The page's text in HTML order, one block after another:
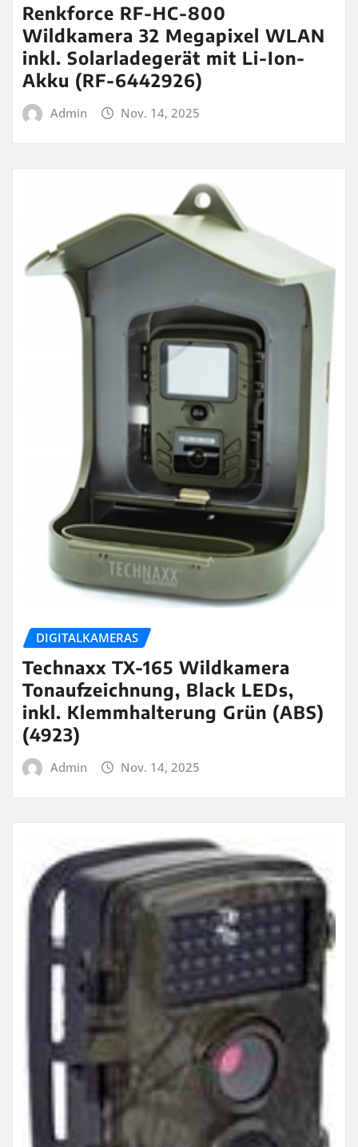
Renkforce RF-HC-800
Wildkamera 32 Megapixel WLAN
inkl. Solarladegerät mit Li-Ion-
Akku (RF-6442926)
Admin Nov. 14, 2025
DIGITALKAMERAS
Technaxx TX-165 Wildkamera
Tonaufzeichnung, Black LEDs,
inkl. Klemmhalterung Grün (ABS)
(4923)
Admin Nov. 14, 2025